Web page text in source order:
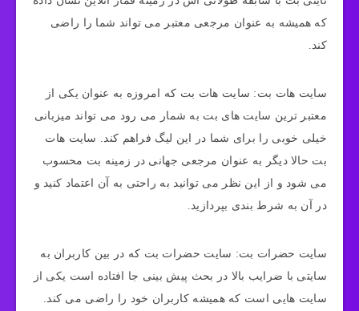
که همیشه به عنوان مرجعی معتبر می تواند شما را راضی
کند.
سایت هات بت: سایت هات بت که امروزه به عنوان یکی از
معتبر ترین سایت های بت به شمار می رود می تواند میزبانی
خیلی خوبی را برای شما در این لیگ فراهم کند. سایت هات
بت حالا دیگر به عنوان مرجعی جهانی در زمینه بت محسوب
می شود و از این نظر می توانید به راحتی به آن اعتماد کنید و
در آن به شرط بندی بپردازید.
سایت حضرات بت: سایت حضرات بت که در بین کاربران به
سایتی با ضرایب بالا در بحث پیش بینی جا افتاده است یکی از
سایت هایی است که همیشه کاربران خود را راضی می کند.